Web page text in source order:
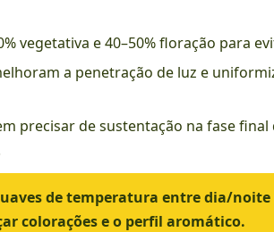
vegetativa e 40–50% floração para
a penetração de luz e
precisar de sustentação na fase final
de temperatura entre dia/noite
colorações e o perfil aromático.